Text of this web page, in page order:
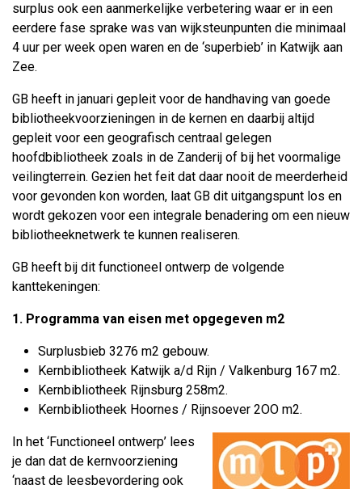
surplus ook een aanmerkelijke verbetering waar er in een
eerdere fase sprake was van wijksteunpunten die minimaal
4 uur per week open waren en de ‘superbieb’ in Katwijk aan
Zee.
GB heeft in januari gepleit voor de handhaving van goede
bibliotheekvoorzieningen in de kernen en daarbij altijd
gepleit voor een geografisch centraal gelegen
hoofdbibliotheek zoals in de Zanderij of bij het voormalige
veilingterrein. Gezien het feit dat daar nooit de meerderheid
voor gevonden kon worden, laat GB dit uitgangspunt los en
wordt gekozen voor een integrale benadering om een nieuw
bibliotheeknetwerk te kunnen realiseren.
GB heeft bij dit functioneel ontwerp de volgende
kanttekeningen:
1. Programma van eisen met opgegeven m2
Surplusbieb 3276 m2 gebouw.
Kernbibliotheek Katwijk a/d Rijn / Valkenburg 167 m2.
Kernbibliotheek Rijnsburg 258m2.
Kernbibliotheek Hoornes / Rijnsoever 2OO m2.
In het ‘Functioneel ontwerp’ lees
je dan dat de kernvoorziening
‘naast de leesbevordering ook